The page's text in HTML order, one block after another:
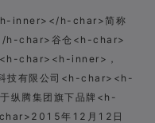
inner></h-char>简称
char>谷仓<h-char>
char><h-inner>，
技有限公司<h-char><h-
腾集团旗下品牌<h-
年12月12日